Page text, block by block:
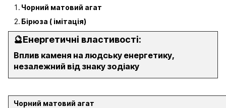
Чорний матовий агат
Бірюза ( імітація)
🔮Енергетичні властивості:
Вплив каменя на людську енергетику,
незалежний від знаку зодіаку
Чорний матовий агат